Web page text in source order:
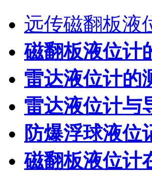
远传磁翻板液
磁翻板液位计
雷达液位计的
雷达液位计与
防爆浮球液位
磁翻板液位计